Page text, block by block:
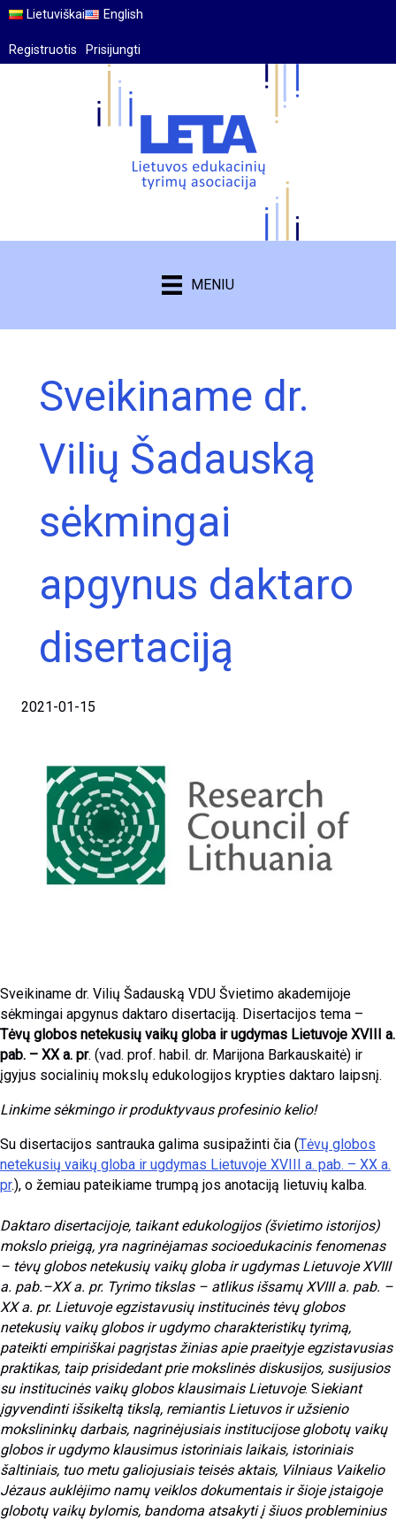
Lietuviškai English
Registruotis Prisijungti
MENIU
Sveikiname dr.
Vilių Šadauską
sėkmingai
apgynus daktaro
disertaciją
2021-01-15
Sveikiname dr. Vilių Šadauską VDU Švietimo akademijoje
sėkmingai apgynus daktaro disertaciją. Disertacijos tema –
Tėvų globos netekusių vaikų globa ir ugdymas Lietuvoje XVIII a.
pab. – XX a. pr. (vad. prof. habil. dr. Marijona Barkauskaitė) ir
įgyjus socialinių mokslų edukologijos krypties daktaro laipsnį.
Linkime sėkmingo ir produktyvaus profesinio kelio!
Su disertacijos santrauka galima susipažinti čia (Tėvų globos
netekusių vaikų globa ir ugdymas Lietuvoje XVIII a. pab. – XX a.
pr.), o žemiau pateikiame trumpą jos anotaciją lietuvių kalba.
Daktaro disertacijoje, taikant edukologijos (švietimo istorijos)
mokslo prieigą, yra nagrinėjamas socioedukacinis fenomenas
– tėvų globos netekusių vaikų globa ir ugdymas Lietuvoje XVIII
a. pab.–XX a. pr. Tyrimo tikslas – atlikus išsamų XVIII a. pab. –
XX a. pr. Lietuvoje egzistavusių institucinės tėvų globos
netekusių vaikų globos ir ugdymo charakteristikų tyrimą,
pateikti empiriškai pagrįstas žinias apie praeityje egzistavusias
praktikas, taip prisidedant prie mokslinės diskusijos, susijusios
su institucinės vaikų globos klausimais Lietuvoje. Siekiant
įgyvendinti išsikeltą tikslą, remiantis Lietuvos ir užsienio
mokslininkų darbais, nagrinėjusiais institucijose globotų vaikų
globos ir ugdymo klausimus istoriniais laikais, istoriniais
šaltiniais, tuo metu galiojusiais teisės aktais, Vilniaus Vaikelio
Jėzaus auklėjimo namų veiklos dokumentais ir šioje įstaigoje
globotų vaikų bylomis, bandoma atsakyti į šiuos probleminius